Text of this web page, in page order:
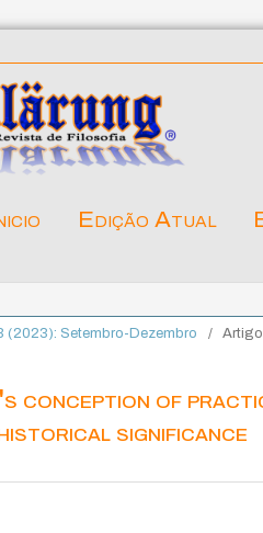
Edição Atual
(2023): Setembro-Dezembro /
conception of
significance